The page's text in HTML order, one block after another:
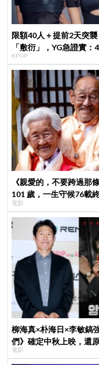
限額40人＋提前2天突
「敷衍」，YG急證實
KPOP
《親愛的，不要跨過那
101 歲，一生守候76載
電影
柳海真×朴海日×李敏鎬
們》確定中秋上映，還
電影